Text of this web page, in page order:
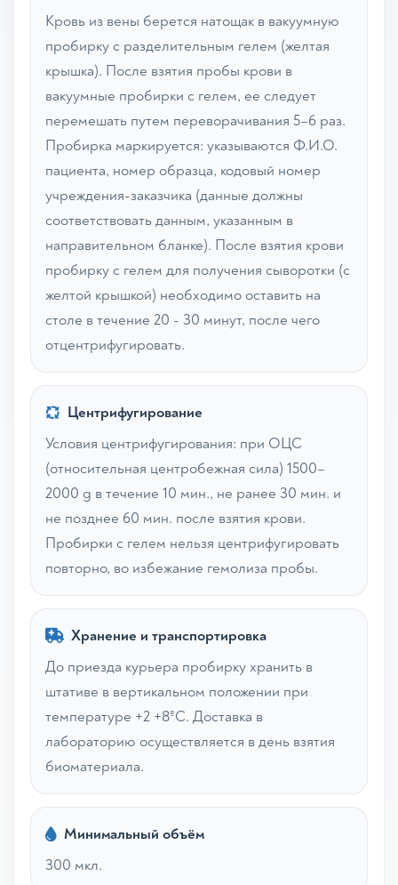
Кровь из вены берется натощак в вакуумную
пробирку с разделительным гелем (желтая
крышка). После взятия пробы крови в
вакуумные пробирки с гелем, ее следует
перемешать путем переворачивания 5–6 раз.
Пробирка маркируется: указываются Ф.И.О.
пациента, номер образца, кодовый номер
учреждения-заказчика (данные должны
соответствовать данным, указанным в
направительном бланке). После взятия крови
пробирку с гелем для получения сыворотки (с
желтой крышкой) необходимо оставить на
столе в течение 20 - 30 минут, после чего
отцентрифугировать.
Центрифугирование
Условия центрифугирования: при ОЦС
(относительная центробежная сила) 1500–
2000 g в течение 10 мин., не ранее 30 мин. и
не позднее 60 мин. после взятия крови.
Пробирки с гелем нельзя центрифугировать
повторно, во избежание гемолиза пробы.
Хранение и транспортировка
До приезда курьера пробирку хранить в
штативе в вертикальном положении при
температуре +2 +8ºС. Доставка в
лабораторию осуществляется в день взятия
биоматериала.
Минимальный объём
300 мкл.